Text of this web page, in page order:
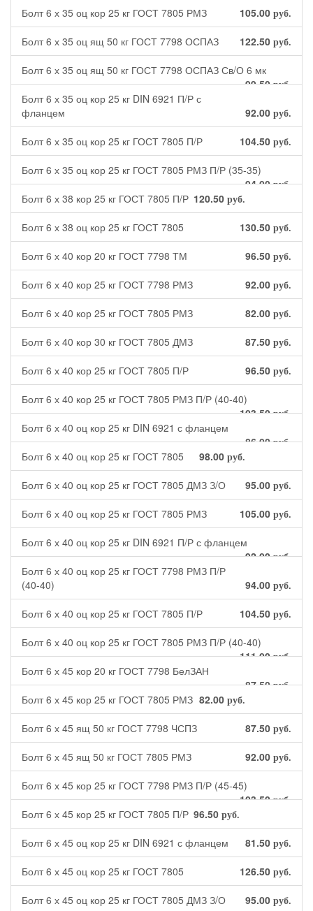
Болт 6 х 35 оц кор 25 кг ГОСТ 7805 РМЗ 105.00 руб.
Болт 6 х 35 оц ящ 50 кг ГОСТ 7798 ОСПАЗ 122.50 руб.
Болт 6 х 35 оц ящ 50 кг ГОСТ 7798 ОСПАЗ Св/О 6 мк
99.50руб.
Болт 6 х 35 оц кор 25 кг DIN 6921 П/Р с
фланцем
92.00 руб.
Болт 6 х 35 оц кор 25 кг ГОСТ 7805 П/Р 104.50 руб.
Болт 6 х 35 оц кор 25 кг ГОСТ 7805 РМЗ П/Р (35-35)
94.00руб.
Болт 6 х 38 кор 25 кг ГОСТ 7805 П/Р 120.50 руб.
Болт 6 х 38 оц кор 25 кг ГОСТ 7805 130.50 руб.
Болт 6 х 40 кор 20 кг ГОСТ 7798 ТМ 96.50 руб.
Болт 6 х 40 кор 25 кг ГОСТ 7798 РМЗ 92.00 руб.
Болт 6 х 40 кор 25 кг ГОСТ 7805 РМЗ 82.00 руб.
Болт 6 х 40 кор 30 кг ГОСТ 7805 ДМЗ 87.50 руб.
Болт 6 х 40 кор 25 кг ГОСТ 7805 П/Р 96.50 руб.
Болт 6 х 40 кор 25 кг ГОСТ 7805 РМЗ П/Р (40-40)
103.50руб.
Болт 6 х 40 оц кор 25 кг DIN 6921 с фланцем
86.00руб.
Болт 6 х 40 оц кор 25 кг ГОСТ 7805 98.00 руб.
Болт 6 х 40 оц кор 25 кг ГОСТ 7805 ДМЗ З/О 95.00 руб.
Болт 6 х 40 оц кор 25 кг ГОСТ 7805 РМЗ 105.00 руб.
Болт 6 х 40 оц кор 25 кг DIN 6921 П/Р с фланцем
92.00руб.
Болт 6 х 40 оц кор 25 кг ГОСТ 7798 РМЗ П/Р
(40-40)
94.00 руб.
Болт 6 х 40 оц кор 25 кг ГОСТ 7805 П/Р 104.50 руб.
Болт 6 х 40 оц кор 25 кг ГОСТ 7805 РМЗ П/Р (40-40)
111.00руб.
Болт 6 х 45 кор 20 кг ГОСТ 7798 БелЗАН
87.50руб.
Болт 6 х 45 кор 25 кг ГОСТ 7805 РМЗ 82.00 руб.
Болт 6 х 45 ящ 50 кг ГОСТ 7798 ЧСПЗ 87.50 руб.
Болт 6 х 45 ящ 50 кг ГОСТ 7805 РМЗ 92.00 руб.
Болт 6 х 45 кор 25 кг ГОСТ 7798 РМЗ П/Р (45-45)
103.50руб.
Болт 6 х 45 кор 25 кг ГОСТ 7805 П/Р 96.50 руб.
Болт 6 х 45 оц кор 25 кг DIN 6921 с фланцем 81.50 руб.
Болт 6 х 45 оц кор 25 кг ГОСТ 7805 126.50 руб.
Болт 6 х 45 оц кор 25 кг ГОСТ 7805 ДМЗ З/О 95.00 руб.